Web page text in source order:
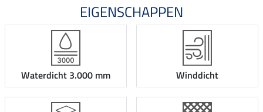
EIGENSCHAPPEN
Waterdicht 3.000 mm Winddicht